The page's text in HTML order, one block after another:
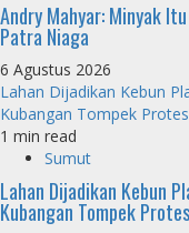
Andry Mahyar: Minyak
Patra Niaga
6 Agustus 2026
Lahan Dijadikan Kebun
Kubangan Tompek
1 min read
Sumut
Lahan Dijadikan Kebun
Kubangan Tompek